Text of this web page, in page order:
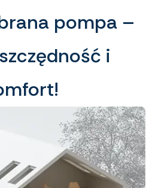
pompa –
i